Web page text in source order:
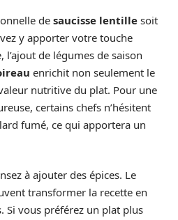
de saucisse lentille soit
y apporter votre touche
l’ajout de légumes de saison
enrichit non seulement le
nutritive du plat. Pour une
certains chefs n’hésitent
fumé, ce qui apportera un
à ajouter des épices. Le
transformer la recette en
Si vous préférez un plat plus